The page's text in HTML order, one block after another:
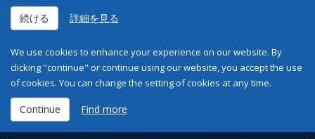
続ける 詳細を見る
We use cookies to enhance your experience on our website. By
clicking "continue" or continue using our website, you accept the use
of cookies. You can change the setting of cookies at any time.
Continue Find more